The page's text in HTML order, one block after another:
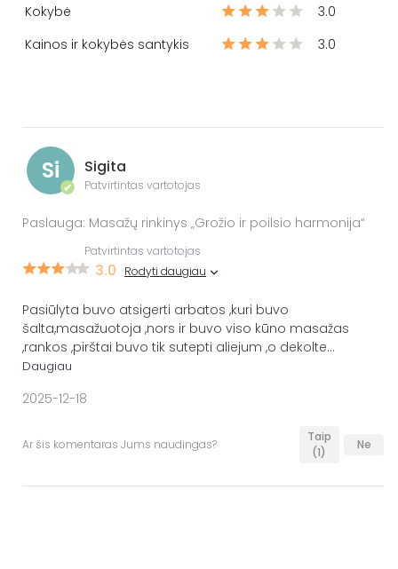
Kokybė
3.0
Kainos ir kokybės santykis
3.0
Si
✔
Sigita
Patvirtintas vartotojas
Paslauga: Masažų rinkinys „Grožio ir poilsio harmonija“
Patvirtintas vartotojas
3.0 Rodyti daugiau
Pasiūlyta buvo atsigerti arbatos ,kuri buvo
šalta,masažuotoja ,nors ir buvo viso kūno masažas
,rankos ,pirštai buvo tik sutepti aliejum ,o dekolte...
Daugiau
2025-12-18
Ar šis komentaras Jums naudingas?
Taip
(1)
Ne